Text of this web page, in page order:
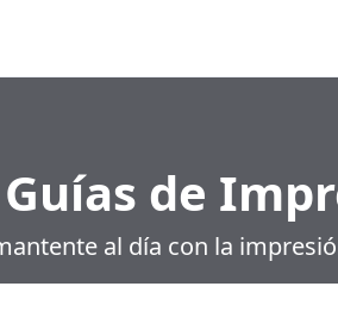
de
al día con la